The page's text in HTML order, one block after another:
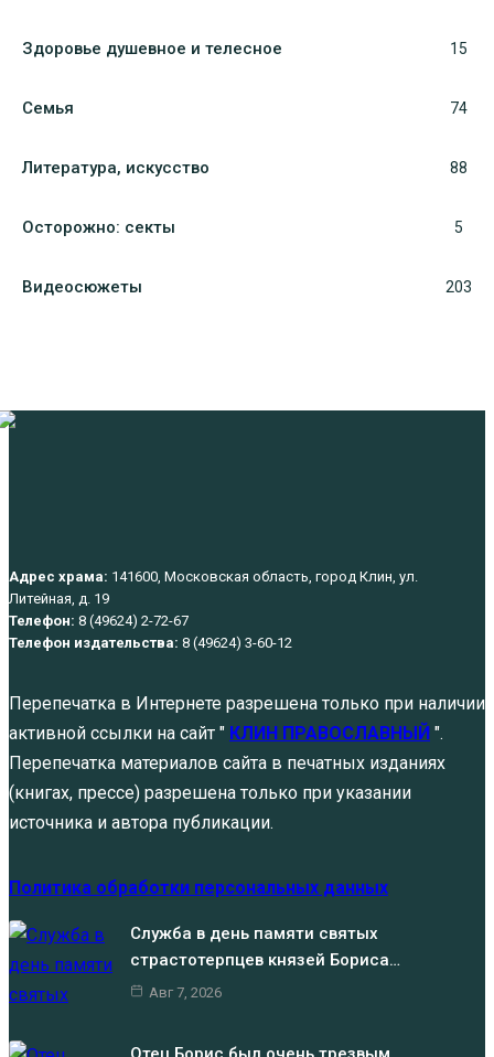
Здоровье душевное и телесное 15
Семья 74
Литература, искуcство 88
Осторожно: секты 5
Видеосюжеты 203
Адрес храма: 141600, Московская область, город Клин, ул.
Литейная, д. 19
Телефон: 8 (49624) 2-72-67
Телефон издательства: 8 (49624) 3-60-12
Перепечатка в Интернете разрешена только при наличии
активной ссылки на сайт " КЛИН ПРАВОСЛАВНЫЙ ".
Перепечатка материалов сайта в печатных изданиях
(книгах, прессе) разрешена только при указании
источника и автора публикации.
Политика обработки персональных данных
Служба в день памяти святых
страстотерпцев князей Бориса…
Авг 7, 2026